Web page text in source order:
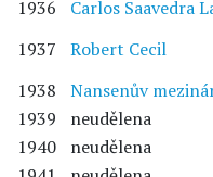
1936
Carlos Saavedra
1937
Robert Cecil
1938
Nansenův
1939
neudělena
1940
neudělena